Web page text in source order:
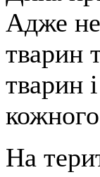
Адже
тварин
тварин
На